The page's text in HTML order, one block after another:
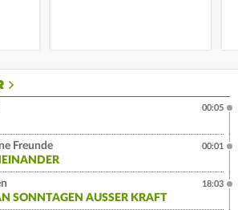
00:05
Freunde
00:01
SONNTAGEN AUSSER KRAFT
18:03